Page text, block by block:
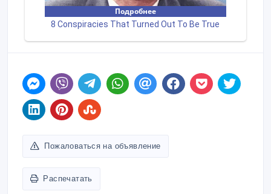
Пожаловаться на объявление
Распечатать